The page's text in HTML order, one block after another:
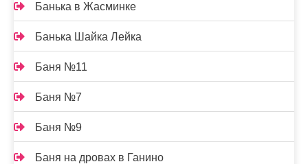
Банька в Жасминке
Банька Шайка Лейка
Баня №11
Баня №7
Баня №9
Баня на дровах в Ганино